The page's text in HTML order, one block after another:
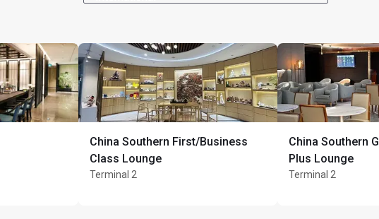
China Southern First/Business
Class Lounge
Terminal 2
China Southern
Plus Lounge
Terminal 2